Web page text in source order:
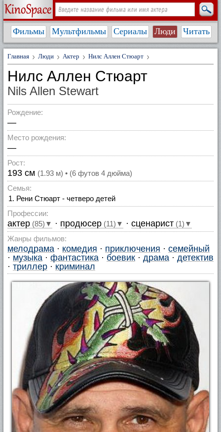
Фильмы Мультфильмы Сериалы Люди Читать
Главная Люди Актер Нилс Аллен Стюарт
Нилс Аллен Стюарт
Nils Allen Stewart
Рождение:
—
Место рождения:
—
Рост:
193 см (1.93 м) • (6 футов 4 дюйма)
Семья:
Рени Стюарт - четверо детей
Профессии:
актер (85)▼ · продюсер (11)▼ · сценарист (1)▼
Жанры фильмов:
мелодрама · комедия · приключения · семейный
· музыка · фантастика · боевик · драма · детектив
· триллер · криминал